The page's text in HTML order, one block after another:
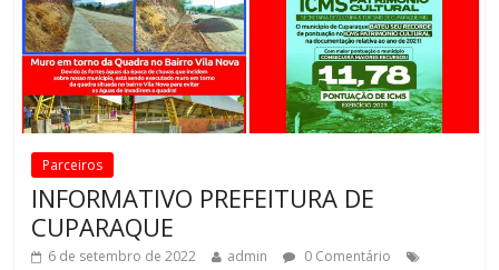
Parceiros
INFORMATIVO PREFEITURA DE
CUPARAQUE
6 de setembro de 2022 admin
0 Comentário